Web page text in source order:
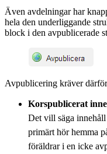
Även avdelningar har
hela den underliggande
block i den avpublicerade
Avpublicering kräver
Korspublicerat
Det vill säga
primärt hör hemma
föräldrar i en icke